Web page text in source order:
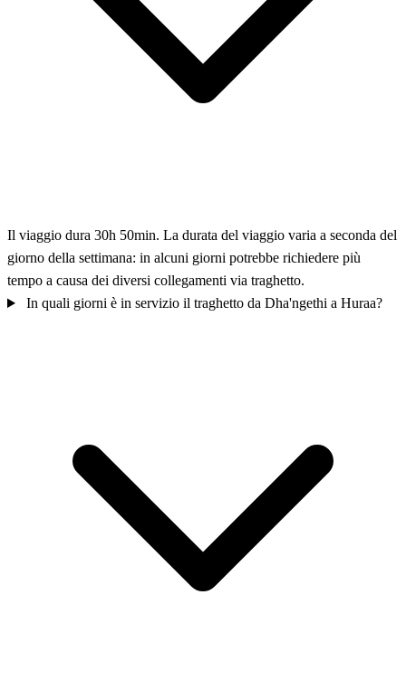
Il viaggio dura 30h 50min. La durata del viaggio varia a seconda del
giorno della settimana: in alcuni giorni potrebbe richiedere più
tempo a causa dei diversi collegamenti via traghetto.
In quali giorni è in servizio il traghetto da Dha'ngethi a Huraa?